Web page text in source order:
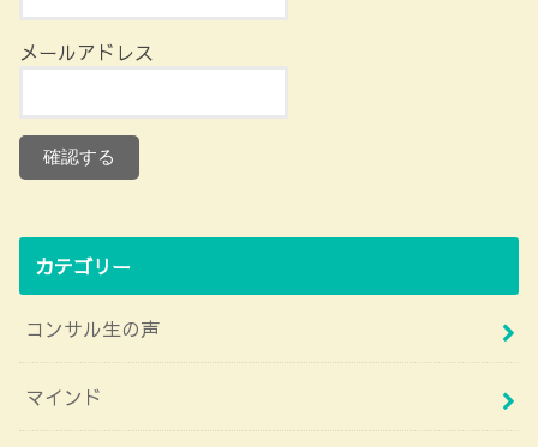
メールアドレス
カテゴリー
コンサル生の声
マインド